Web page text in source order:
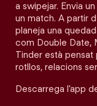
a swipejar. Envia
un match. A partir
planeja una
com Double Date,
Tinder està
rotllos, relacions
Descarrega l'app